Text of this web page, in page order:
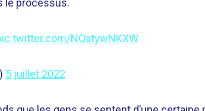
le processus.
NQatywNKXW
5 juillet 2022